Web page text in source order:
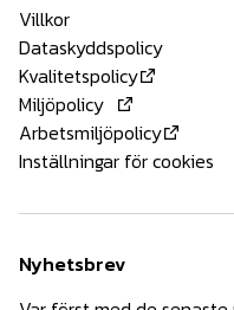
Villkor
Dataskyddspolicy
Kvalitetspolicy
Miljöpolicy
Arbetsmiljöpolicy
Inställningar för cookies
Nyhetsbrev